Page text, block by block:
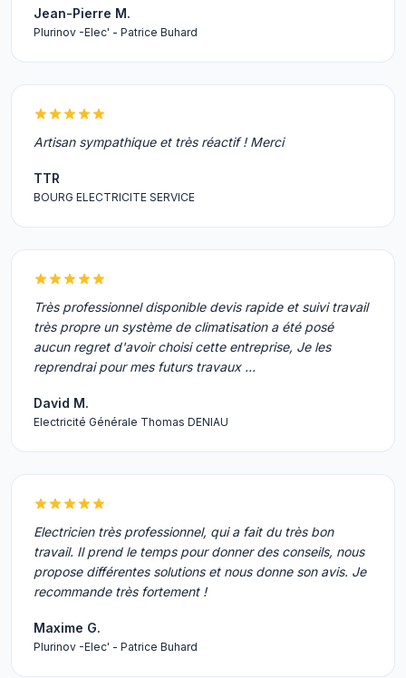
Jean-Pierre M.
Plurinov -Elec' - Patrice Buhard
Artisan sympathique et très réactif ! Merci
TTR
BOURG ELECTRICITE SERVICE
Très professionnel disponible devis rapide et suivi travail
très propre un système de climatisation a été posé
aucun regret d'avoir choisi cette entreprise, Je les
reprendrai pour mes futurs travaux …
David M.
Electricité Générale Thomas DENIAU
Electricien très professionnel, qui a fait du très bon
travail. Il prend le temps pour donner des conseils, nous
propose différentes solutions et nous donne son avis. Je
recommande très fortement !
Maxime G.
Plurinov -Elec' - Patrice Buhard